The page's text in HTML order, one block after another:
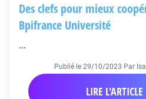
Des clefs pour mieux
Bpifrance Université
...
Publié le 29/10/2023 Par
LIRE L'ARTICLE